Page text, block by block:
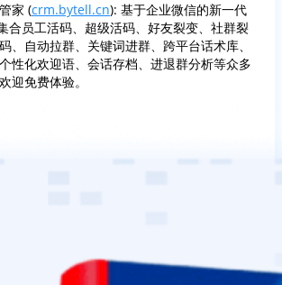
家 (crm.bytell.cn): 基于企业微信的新一代
合员工活码、超级活码、好友裂变、社群裂
、自动拉群、关键词进群、跨平台话术库、
性化欢迎语、会话存档、进退群分析等众多
迎免费体验。